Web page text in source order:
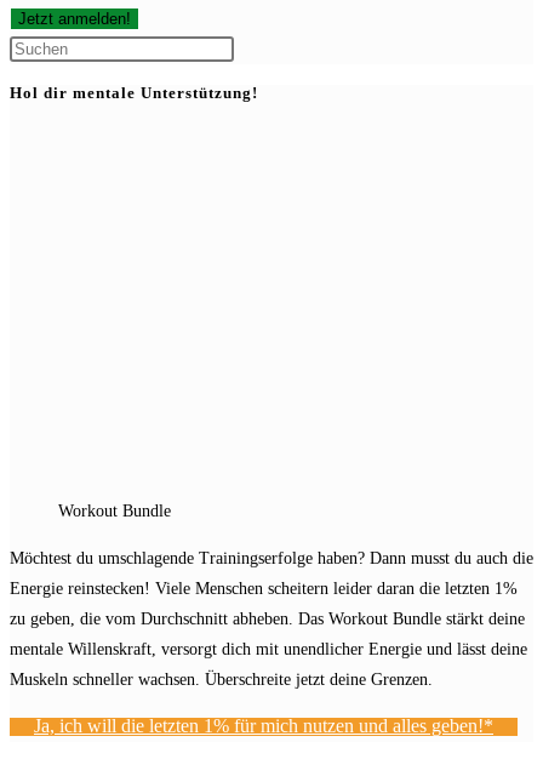
Hol dir mentale Unterstützung!
Workout Bundle
Möchtest du umschlagende Trainingserfolge haben? Dann musst du auch die
Energie reinstecken! Viele Menschen scheitern leider daran die letzten 1%
zu geben, die vom Durchschnitt abheben. Das Workout Bundle stärkt deine
mentale Willenskraft, versorgt dich mit unendlicher Energie und lässt deine
Muskeln schneller wachsen. Überschreite jetzt deine Grenzen.
Ja, ich will die letzten 1% für mich nutzen und alles geben!*